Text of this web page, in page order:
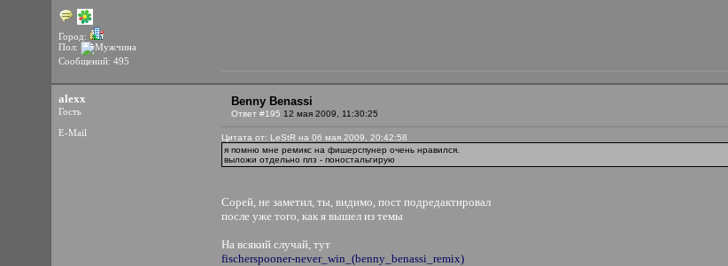
Город:
Пол:
Сообщений: 495
alexx
Гость
E-Mail
Benny Benassi
Ответ #195 12 мая 2009, 11:30:25
Цитата от: LeStR на 06 мая 2009, 20:42:58
я помню мне ремикс на фишерспунер очень нравился.
выложи отдельно плз - поностальгирую
Сорей, не заметил, ты, видимо, пост подредактировал
после уже того, как я вышел из темы
На всякий случай, тут
fischerspooner-never_win_(benny_benassi_remix)